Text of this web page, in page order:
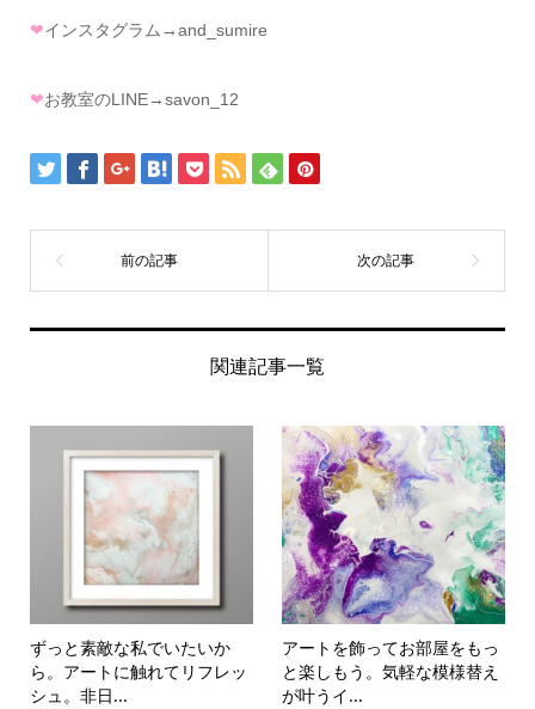
❤インスタグラム→and_sumire
❤お教室のLINE→savon_12
関連記事一覧
ずっと素敵な私でいたいか
ら。アートに触れてリフレッ
シュ。非日...
アートを飾ってお部屋をもっ
と楽しもう。気軽な模様替え
が叶うイ...